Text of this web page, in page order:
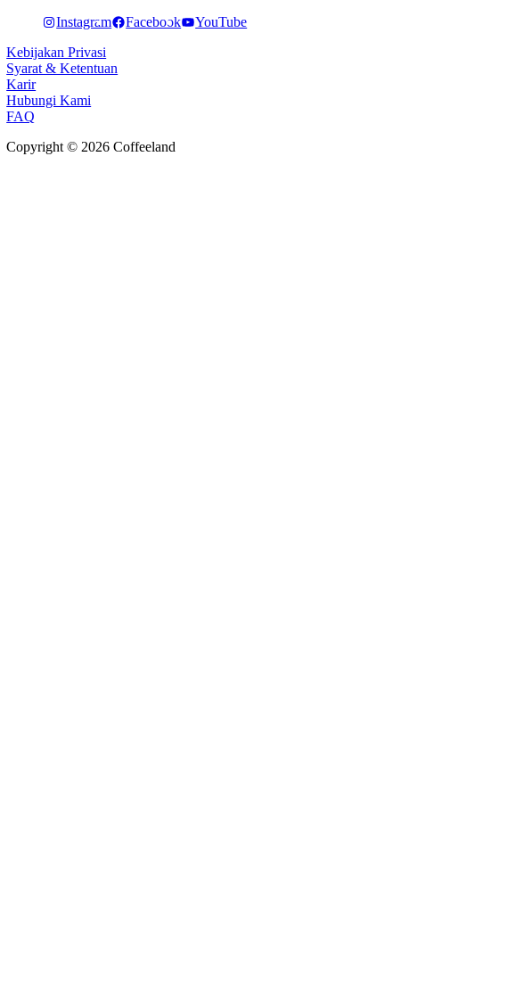
Instagram Facebook
YouTube
Kebijakan Privasi
Syarat & Ketentuan
Karir
Hubungi Kami
FAQ
Copyright © 2026 Coffeeland